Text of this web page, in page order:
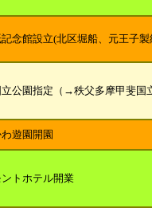
記念館設立(北区堀船、元王子
公園指定（→秩父多摩甲斐国
遊園開園
トホテル開業